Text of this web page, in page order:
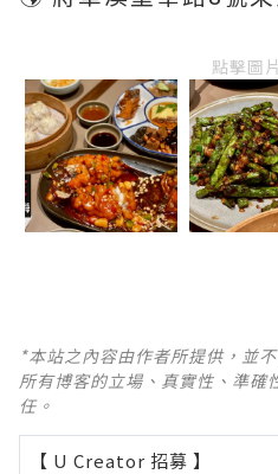
點擊圖
*本站之內容由作者所提供，並
所有博客的立場、真實性、準確
任。
【 U Creator 招募 】